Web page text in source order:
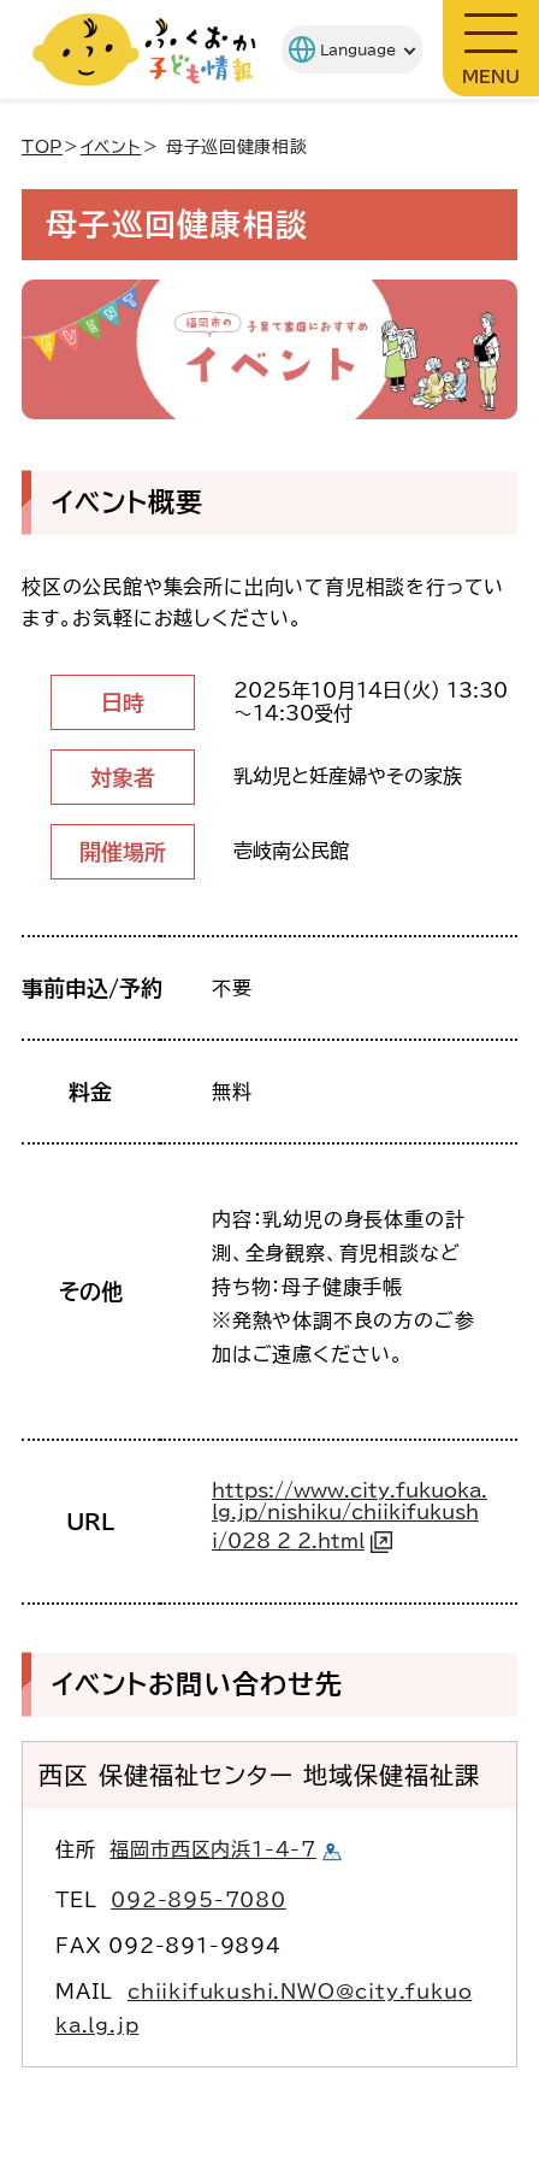
MENU
TOP ＞ イベント ＞ 母子巡回健康相談
母子巡回健康相談
イベント概要
校区の公民館や集会所に出向いて育児相談を行ってい
ます。お気軽にお越しください。
日時
2025年10月14日（火） 13:30
～14:30受付
対象者 乳幼児と妊産婦やその家族
開催場所 壱岐南公民館
事前申込/予約 不要
料金 無料
その他
内容：乳幼児の身長体重の計
測、全身観察、育児相談など
持ち物：母子健康手帳
※発熱や体調不良の方のご参
加はご遠慮ください。
URL
https://www.city.fukuoka.
lg.jp/nishiku/chiikifukush
i/028_2_2.html
イベントお問い合わせ先
西区 保健福祉センター 地域保健福祉課
住所福岡市西区内浜1-4-7
TEL 092-895-7080
FAX 092-891-9894
MAIL chiikifukushi.NWO@city.fukuo
ka.lg.jp